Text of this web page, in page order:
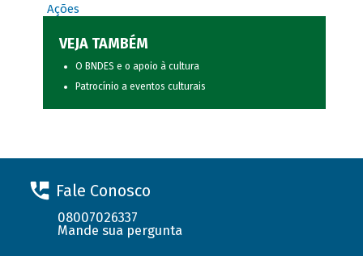
Ações
VEJA TAMBÉM
O BNDES e o apoio à cultura
Patrocínio a eventos culturais
Fale Conosco
08007026337
Mande sua pergunta